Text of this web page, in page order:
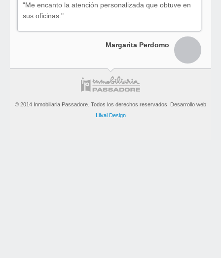
"Me encanto la atención personalizada que obtuve en
sus oficinas."
Margarita Perdomo
"Gracias, conseguí la casa que quería, estoy muy
conforme."
Sergio Gutierrez
© 2014 Inmobiliaria Passadore. Todos los derechos reservados. Desarrollo web
Lilval Design